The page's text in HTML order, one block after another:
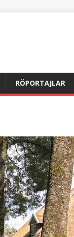
RÖPORTAJLAR